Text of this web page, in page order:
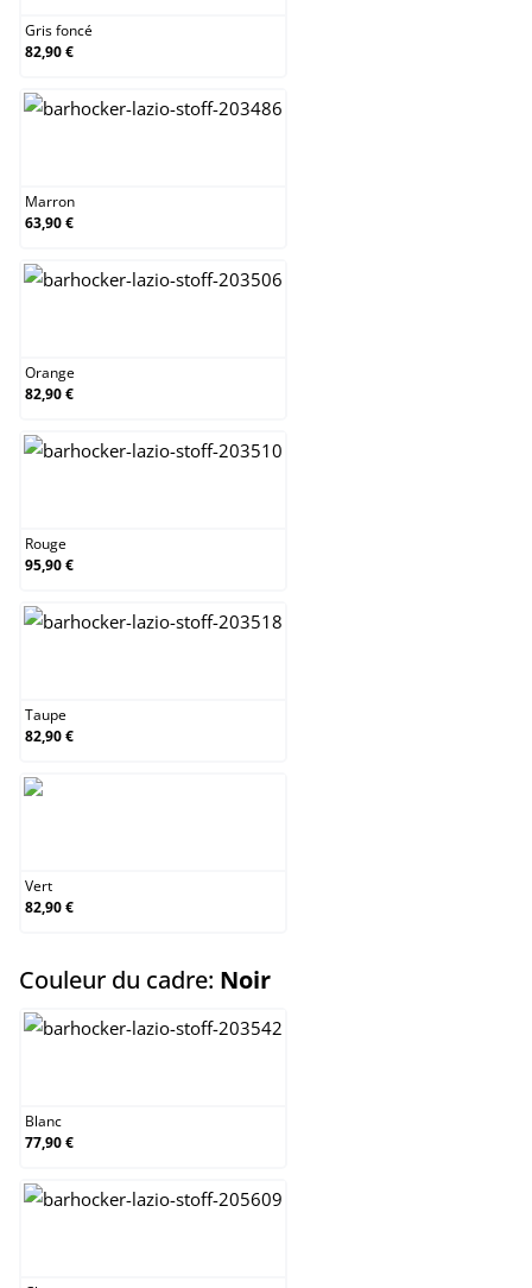
Gris foncé
82,90 €
Marron
63,90 €
Orange
82,90 €
Rouge
95,90 €
Taupe
82,90 €
Vert
82,90 €
Couleur du cadre: Noirselect
Blanc
77,90 €